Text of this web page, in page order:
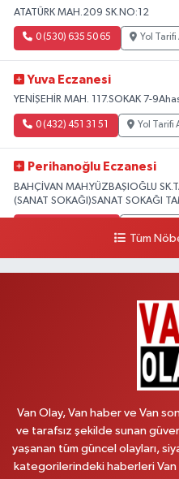
ATATÜRK MAH.209 SK.NO:12
0 (530) 635 50 65 Yol Tarifi
Yuva Eczanesi
YENİŞEHİR MAH. 117.SOKAK 7-
0 (432) 451 31 51 Yol Tarifi
Perihanoğlu Eczanesi
BAHÇİVAN MAH.YÜZBAŞIOĞLU
(SANAT SOKAĞI)SANAT SOKAĞI
Yol Tarifi
BEYAZIT MAH.ZEYLAN CADDESİ
Afşar Eczanesi
Kazım Karabekir cad.Eski Araştırma
Kaval iş merkezi No: 156 B
Tüm
Van Olay, Van haber ve Van
ve tarafsız şekilde sunan
yaşanan tüm güncel olayları,
kategorilerindeki haberleri Van